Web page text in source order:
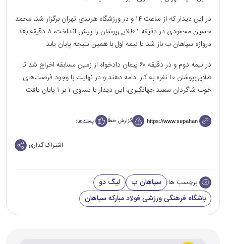
در این دیدار که از ساعت ۱۴ و در ورزشگاه هرندی تهران برگزار شد، محمد
حسین محمودی در دقیقه ۱ طلایی‌پوشان را پیش انداخت، ۸ دقیقه بعد
دروازه سپاهان ب باز شد تا نیمه اول با همین نتیجه پایان یابد.
در نیمه دوم و در دقیقه ۶۰ پیمان دادخواه از زمین مسابقه اخراج شد تا
طلایی‌پوشان ۱۰ نفره به کار ادامه دهند و در نهایت با وجود فرصت‌های
خوب شاگردان سعید جهانگیری، این دیدار با تساوی ۱ بر ۱ پایان یافت.
گزارش خطا پسندها:
اشتراک گذاری
برچسب ها: سپاهان ب
لیگ دو
باشگاه فرهنگی ورزشی فولاد مبارکه سپاهان